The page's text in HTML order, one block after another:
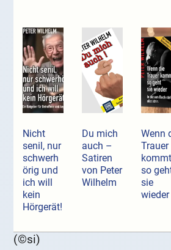
Nicht
senil, nur
schwerh
örig und
ich will
kein
Hörgerät!
Du mich
auch –
Satiren
von Peter
Wilhelm
Wenn
Trauer
so
sie
wieder
(©si)